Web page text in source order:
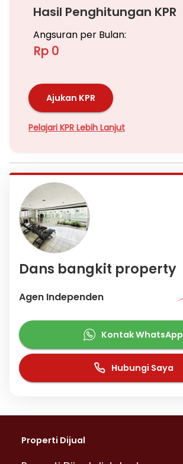
Hasil Penghitungan KPR
Angsuran per Bulan:
Rp 0
Ajukan KPR
Pelajari KPR Lebih Lanjut
Dans bangkit property
Agen Independen
Kontak WhatsApp
Hubungi Saya
Properti Dijual